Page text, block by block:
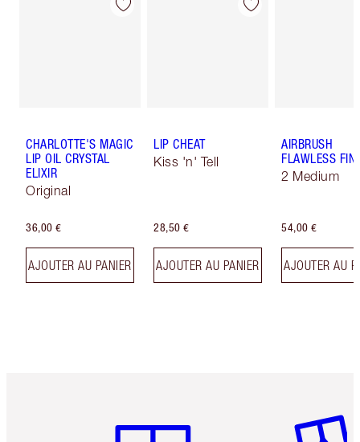
CHARLOTTE'S MAGIC
LIP OIL CRYSTAL
ELIXIR
Original
36,00 €
AJOUTER AU PANIER
LIP CHEAT
Kiss 'n' Tell
28,50 €
AJOUTER AU PANIER
AIRBRUSH
FLAWLESS
2 Medium
54,00 €
AJOUTER AU